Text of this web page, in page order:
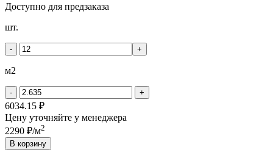
Доступно для предзаказа
Количество
PLANKER
6010
Спирит
шт.
- +
м2
- +
6034.15 ₽
Цену уточняйте у менеджера
2290 ₽/м2
В корзину